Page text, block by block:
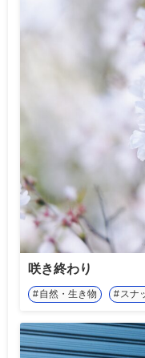
咲き終わり
自然・生き物 スナ